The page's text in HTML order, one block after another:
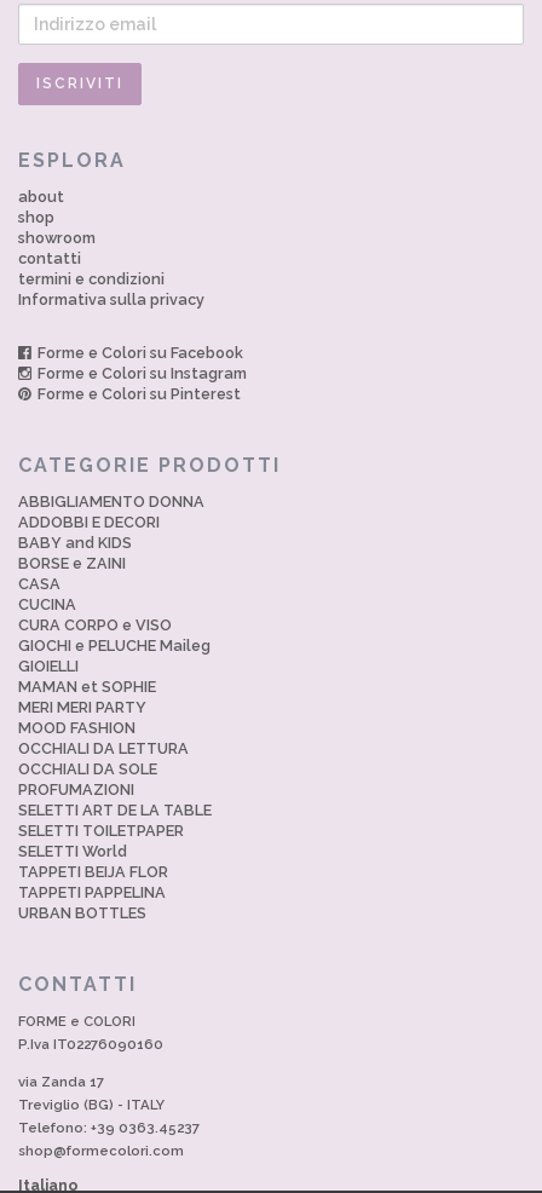
ESPLORA
about
shop
showroom
contatti
termini e condizioni
Informativa sulla privacy
Forme e Colori su Facebook
Forme e Colori su Instagram
Forme e Colori su Pinterest
CATEGORIE PRODOTTI
ABBIGLIAMENTO DONNA
ADDOBBI E DECORI
BABY and KIDS
BORSE e ZAINI
CASA
CUCINA
CURA CORPO e VISO
GIOCHI e PELUCHE Maileg
GIOIELLI
MAMAN et SOPHIE
MERI MERI PARTY
MOOD FASHION
OCCHIALI DA LETTURA
OCCHIALI DA SOLE
PROFUMAZIONI
SELETTI ART DE LA TABLE
SELETTI TOILETPAPER
SELETTI World
TAPPETI BEIJA FLOR
TAPPETI PAPPELINA
URBAN BOTTLES
CONTATTI
FORME e COLORI
P.Iva IT02276090160
via Zanda 17
Treviglio (BG) - ITALY
Telefono: +39 0363.45237
shop@formecolori.com
Italiano